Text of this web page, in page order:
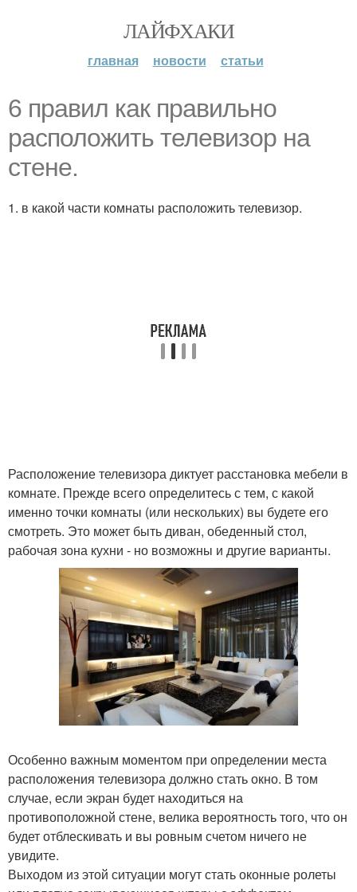
ЛАЙФХАКИ
главная новости статьи
6 правил как правильно
расположить телевизор на
стене.
1. в какой части комнаты расположить телевизор.
Расположение телевизора диктует расстановка мебели в
комнате. Прежде всего определитесь с тем, с какой
именно точки комнаты (или нескольких) вы будете его
смотреть. Это может быть диван, обеденный стол,
рабочая зона кухни - но возможны и другие варианты.
Особенно важным моментом при определении места
расположения телевизора должно стать окно. В том
случае, если экран будет находиться на
противоположной стене, велика вероятность того, что он
будет отблескивать и вы ровным счетом ничего не
увидите.
Выходом из этой ситуации могут стать оконные ролеты